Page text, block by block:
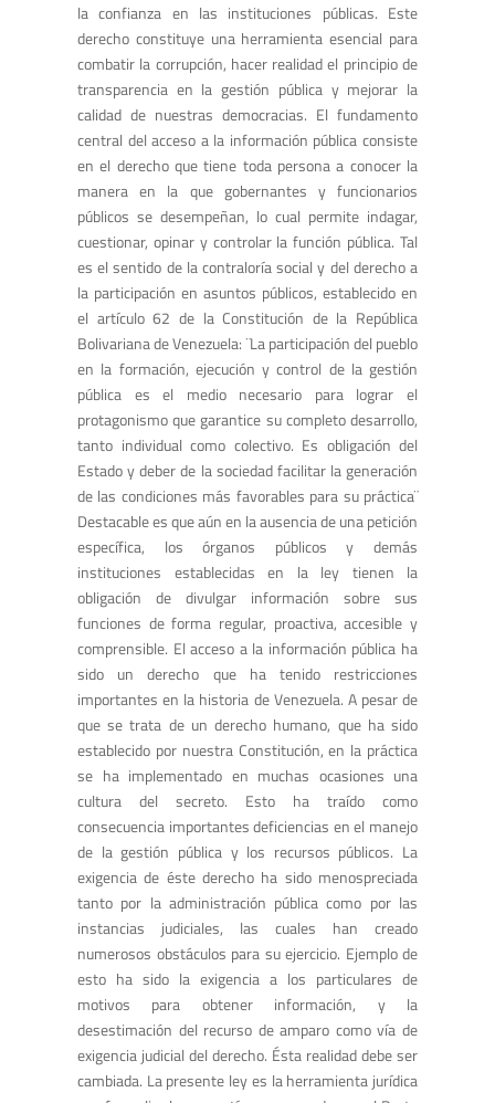
la confianza en las instituciones públicas. Este
derecho constituye una herramienta esencial para
combatir la corrupción, hacer realidad el principio de
transparencia en la gestión pública y mejorar la
calidad de nuestras democracias. El fundamento
central del acceso a la información pública consiste
en el derecho que tiene toda persona a conocer la
manera en la que gobernantes y funcionarios
públicos se desempeñan, lo cual permite indagar,
cuestionar, opinar y controlar la función pública. Tal
es el sentido de la contraloría social y del derecho a
la participación en asuntos públicos, establecido en
el artículo 62 de la Constitución de la República
Bolivariana de Venezuela: ¨La participación del pueblo
en la formación, ejecución y control de la gestión
pública es el medio necesario para lograr el
protagonismo que garantice su completo desarrollo,
tanto individual como colectivo. Es obligación del
Estado y deber de la sociedad facilitar la generación
de las condiciones más favorables para su práctica¨
Destacable es que aún en la ausencia de una petición
específica, los órganos públicos y demás
instituciones establecidas en la ley tienen la
obligación de divulgar información sobre sus
funciones de forma regular, proactiva, accesible y
comprensible. El acceso a la información pública ha
sido un derecho que ha tenido restricciones
importantes en la historia de Venezuela. A pesar de
que se trata de un derecho humano, que ha sido
establecido por nuestra Constitución, en la práctica
se ha implementado en muchas ocasiones una
cultura del secreto. Esto ha traído como
consecuencia importantes deficiencias en el manejo
de la gestión pública y los recursos públicos. La
exigencia de éste derecho ha sido menospreciada
tanto por la administración pública como por las
instancias judiciales, las cuales han creado
numerosos obstáculos para su ejercicio. Ejemplo de
esto ha sido la exigencia a los particulares de
motivos para obtener información, y la
desestimación del recurso de amparo como vía de
exigencia judicial del derecho. Ésta realidad debe ser
cambiada. La presente ley es la herramienta jurídica